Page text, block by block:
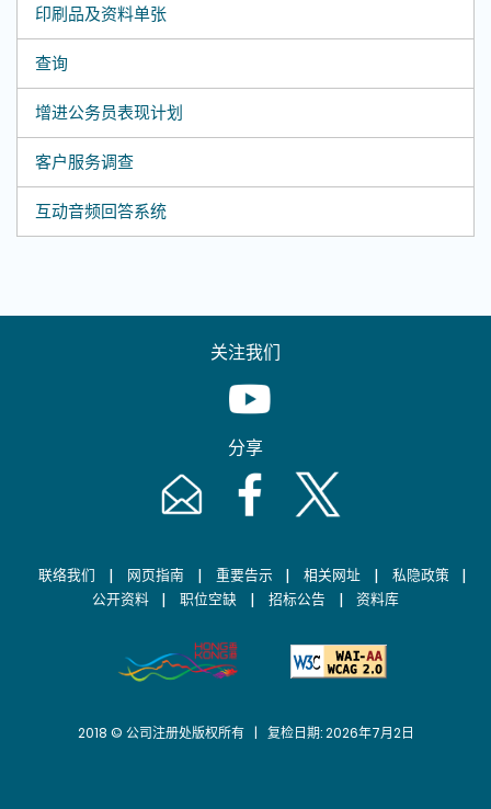
印刷品及资料单张
查询
增进公务员表现计划
客户服务调查
互动音频回答系统
关注我们
Youtube [This link will pop up in
分享
Email [This link will pop up in a new
Facebook [This link will pop up
Twitter [This link will
联络我们 | 网页指南 | 重要告示 | 相关网址 | 私隐政策 |
公开资料 | 职位空缺 | 招标公告 | 资料库
2018 © 公司注册处版权所有 | 复检日期: 2026年7月2日